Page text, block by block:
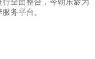
全面整合，今朝乐龄为
务平台。